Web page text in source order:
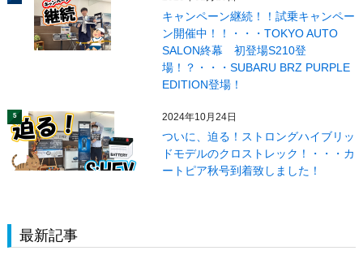
キャンペーン継続！！試乗キャンペー
ン開催中！！・・・TOKYO AUTO
SALON終幕 初登場S210登
場！？・・・SUBARU BRZ PURPLE
EDITION登場！
5 2024年10月24日
ついに、迫る！ストロングハイブリッ
ドモデルのクロストレック！・・・カ
ートピア秋号到着致しました！
最新記事